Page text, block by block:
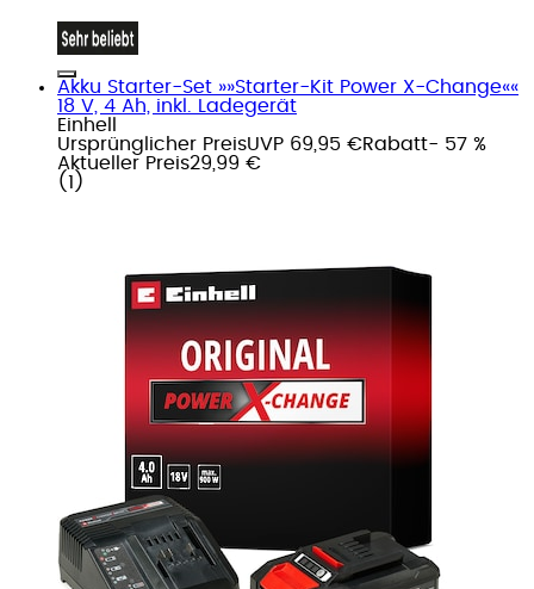
Akku Starter-Set »»Starter-Kit Power X-Change««
18 V, 4 Ah, inkl. Ladegerät
Einhell
Ursprünglicher PreisUVP 69,95 €Rabatt- 57 %
Aktueller Preis29,99 €
( 1 )